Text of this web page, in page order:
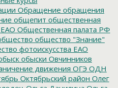
Обращение обращения
общепит общественная
ЕАО Общественная палата РФ
общество "Знание"
фотоискусства ЕАО
обыски Овчинников
движения ОГЭ ОДН
Октябрьский район Олег